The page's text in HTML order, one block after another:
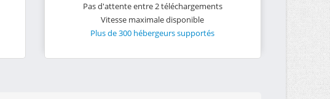
Pas d'attente entre 2 téléchargements
Vitesse maximale disponible
Plus de 300 hébergeurs supportés